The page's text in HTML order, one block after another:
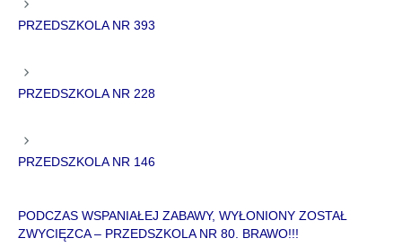
PRZEDSZKOLA NR 393
PRZEDSZKOLA NR 228
PRZEDSZKOLA NR 146
PODCZAS WSPANIAŁEJ ZABAWY, WYŁONIONY ZOSTAŁ
ZWYCIĘZCA – PRZEDSZKOLA NR 80. BRAWO!!!